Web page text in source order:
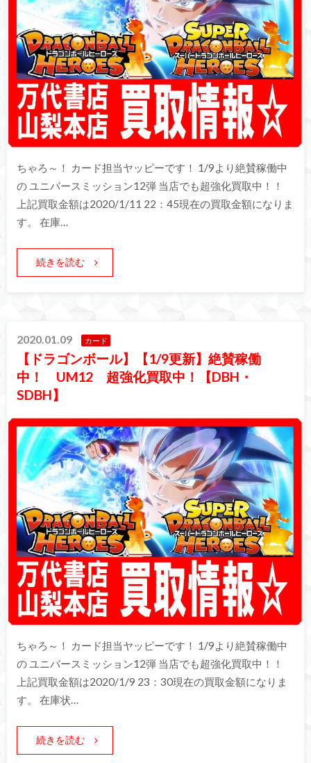
ちゃろ～！ カード担当ヤッピーです！ 1/9より絶賛稼働中
の ユニバースミッション12弾 当店でも超強化買取中！！
上記買取金額は2020/1/11 22：45現在の買取金額になりま
す。 在庫…
続きを読む
2020.01.09 カード
【ドラゴンボール】【1/9更新】絶賛稼働
中！ UM12 超強化買取中！【DBH・
SDBH】
ちゃろ～！ カード担当ヤッピーです！ 1/9より絶賛稼働中
の ユニバースミッション12弾 当店でも超強化買取中！！
上記買取金額は2020/1/9 23：30現在の買取金額になりま
す。 在庫状…
続きを読む